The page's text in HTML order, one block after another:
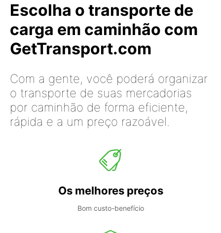
Escolha o transporte de
carga em caminhão com
GetTransport.com
Com a gente, você poderá organizar
o transporte de suas mercadorias
por caminhão de forma eficiente,
rápida e a um preço razoável.
Os melhores preços
Bom custo-benefício